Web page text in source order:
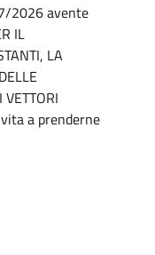
2026 avente
IL
LA
a prenderne